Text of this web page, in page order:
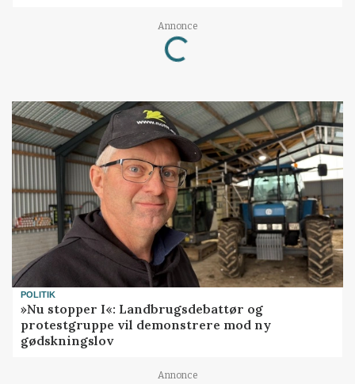
Annonce
Loading...
POLITIK
»Nu stopper I«: Landbrugsdebattør og
protestgruppe vil demonstrere mod ny
gødskningslov
Annonce